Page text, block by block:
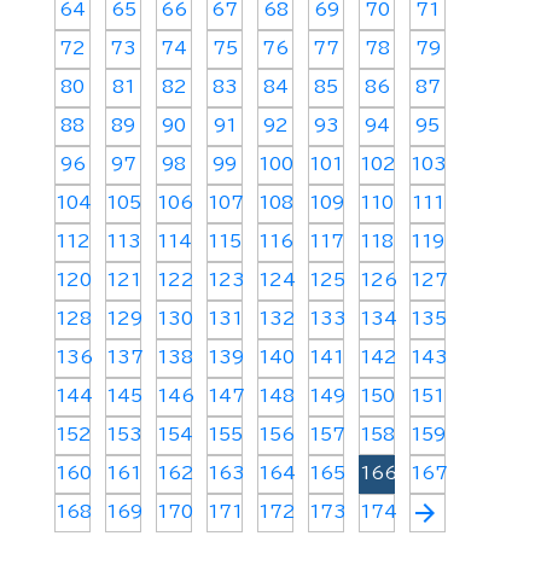
64 65 66 67 68 69 70 71
72 73 74 75 76 77 78 79
80 81 82 83 84 85 86 87
88 89 90 91 92 93 94 95
96 97 98 99 100 101 102 103
104 105 106 107 108 109 110 111
112 113 114 115 116 117 118 119
120 121 122 123 124 125 126 127
128 129 130 131 132 133 134 135
136 137 138 139 140 141 142 143
144 145 146 147 148 149 150 151
152 153 154 155 156 157 158 159
160 161 162 163 164 165 166 167
168 169 170 171 172 173 174 arrow_forward